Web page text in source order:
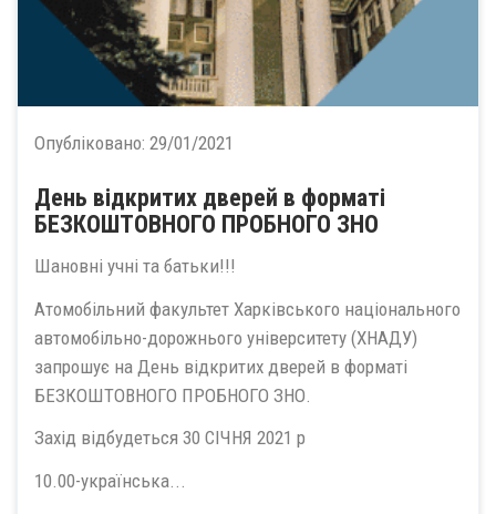
Опубліковано: 29/01/2021
День відкритих дверей в форматі
БЕЗКОШТОВНОГО ПРОБНОГО ЗНО
Шановні учні та батьки!!!
Атомобільний факультет Харківського національного
автомобільно-дорожнього університету (ХНАДУ)
запрошує на День відкритих дверей в форматі
БЕЗКОШТОВНОГО ПРОБНОГО ЗНО.
Захід відбудеться 30 СІЧНЯ 2021 р
10.00-українська...